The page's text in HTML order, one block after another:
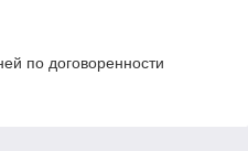
по договоренности